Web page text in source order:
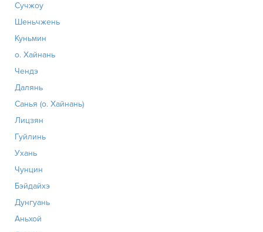
Сучжоу
Шеньчжень
Куньмин
о. Хайнань
Чендэ
Далянь
Санья (о. Хайнань)
Лицзян
Гуйлинь
Ухань
Чунцин
Бэйдайхэ
Дунгуань
Аньхой